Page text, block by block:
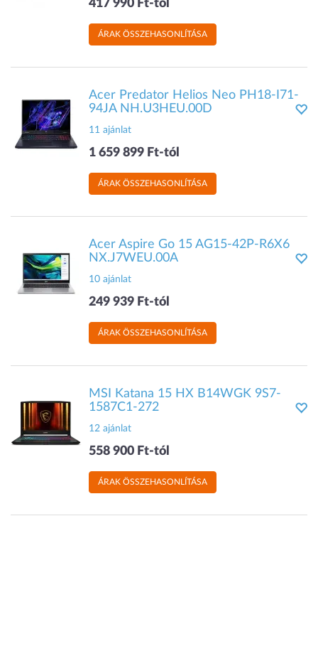
417 990 Ft-tól
ÁRAK ÖSSZEHASONLÍTÁSA
Acer Predator Helios Neo PH18-I71-
94JA NH.U3HEU.00D
11 ajánlat
1 659 899 Ft-tól
ÁRAK ÖSSZEHASONLÍTÁSA
Acer Aspire Go 15 AG15-42P-R6X6
NX.J7WEU.00A
10 ajánlat
249 939 Ft-tól
ÁRAK ÖSSZEHASONLÍTÁSA
MSI Katana 15 HX B14WGK 9S7-
1587C1-272
12 ajánlat
558 900 Ft-tól
ÁRAK ÖSSZEHASONLÍTÁSA